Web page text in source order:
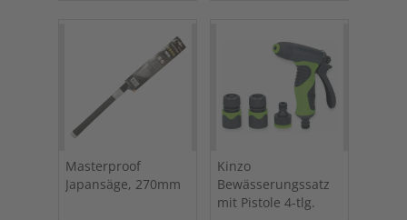
Masterproof
Japansäge, 270mm
Kinzo
Bewässerungssatz
mit Pistole 4-tlg.